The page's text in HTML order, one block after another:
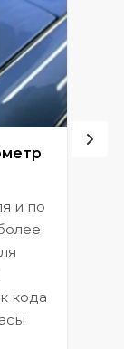
и по
кода